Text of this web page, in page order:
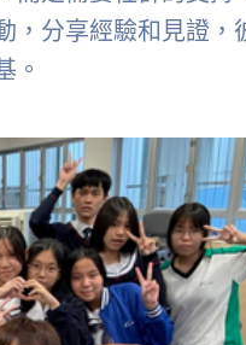
，分享經驗和見證
。